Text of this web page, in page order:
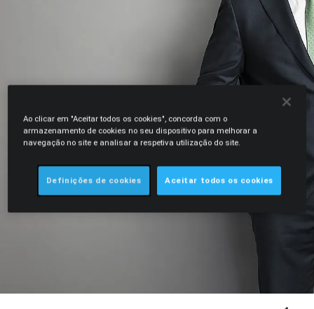
Ao clicar em "Aceitar todos os cookies", concorda com o
armazenamento de cookies no seu dispositivo para melhorar a
navegação no site e analisar a respetiva utilização do site.
Definições de cookies Aceitar todos os cookies